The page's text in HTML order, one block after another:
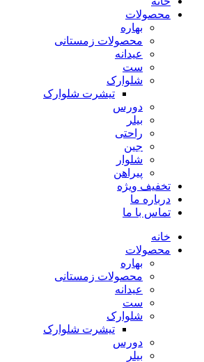
محصولات
بهاره
محصولات زمستانی
عیدانه
ست
شلوارک
تیشرت شلوارک
دورس
بیلر
راحتی
جین
شلوار
پیراهن
تخفیف ویژه
درباره ما
تماس با ما
خانه
محصولات
بهاره
محصولات زمستانی
عیدانه
ست
شلوارک
تیشرت شلوارک
دورس
بیلر